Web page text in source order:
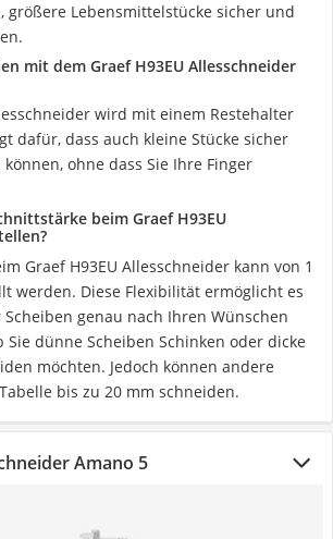
größere Lebensmittelstücke sicher und
mit dem Graef H93EU Allesschneider
wird mit einem Restehalter
dafür, dass auch kleine Stücke sicher
ohne dass Sie Ihre Finger
beim Graef H93EU
Graef H93EU Allesschneider kann von 1
werden. Diese Flexibilität ermöglicht es
genau nach Ihren Wünschen
Sie dünne Scheiben Schinken oder dicke
möchten. Jedoch können andere
bis zu 20 mm schneiden.
Amano 5